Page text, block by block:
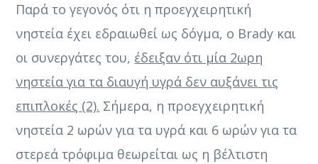
Παρά το γεγονός ότι η προεγχειρητική
νηστεία έχει εδραιωθεί ως δόγμα, ο Brady και
οι συνεργάτες του, έδειξαν ότι μία 2ωρη
νηστεία για τα διαυγή υγρά δεν αυξάνει τις
επιπλοκές (2). Σήμερα, η προεγχειρητική
νηστεία 2 ωρών για τα υγρά και 6 ωρών για τα
στερεά τρόφιμα θεωρείται ως η βέλτιστη